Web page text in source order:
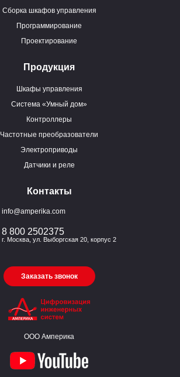
ООО Амперика
Сборка шкафов управления
Программирование
Проектирование
Продукция
Шкафы управления
Система «Умный дом»
Контроллеры
Частотные преобразователи
Электроприводы
Датчики и реле
Контакты
info@amperika.com
8 800 2502375
г. Москва, ул. Выборгская 20, корпус 2
Заказать звонок